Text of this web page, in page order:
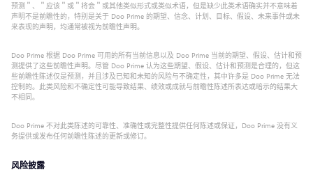
预测＂、＂应该＂或＂将会＂或其他类似形式或类似术语，但是缺少此类术语确实并不意味着
声明不是前瞻性的，特别是关于 Doo Prime 的期望、信念、计划、目标、假设、未来事件或未
来表现的声明，均通常被视为前瞻性声明。
Doo Prime 根据 Doo Prime 可用的所有当前信息以及 Doo Prime 当前的期望、假设、估计和预
测提供了这些前瞻性声明。尽管 Doo Prime 认为这些期望、假设、估计和预测是合理的，但这
些前瞻性陈述仅是预测，并且涉及已知和未知的风险与不确定性，其中许多是 Doo Prime 无法
控制的。此类风险和不确定性可能导致结果、绩效或成就与前瞻性陈述所表达或暗示的结果大
不相同。
Doo Prime 不对此类陈述的可靠性、准确性或完整性提供任何陈述或保证，Doo Prime 没有义
务提供或发布任何前瞻性陈述的更新或修订。
风险披露